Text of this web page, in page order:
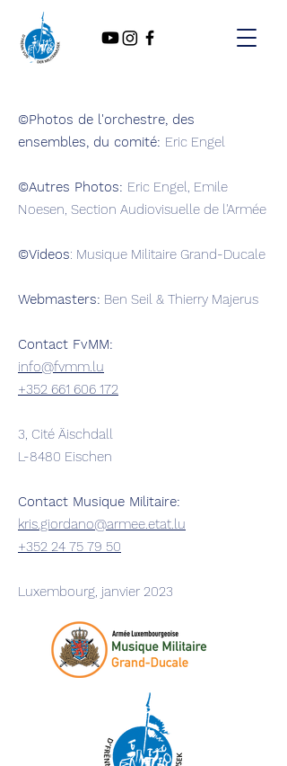
©Photos de l'orchestre, des
ensembles, du comité: Eric Engel
©Autres Photos: Eric Engel, Emile
Noesen, Section Audiovisuelle de l'Armée
©Videos: Musique Militaire Grand-Ducale
Webmasters: Ben Seil & Thierry Majerus
Contact FvMM:
info@fvmm.lu
+352 ‭661 606 172‬
3, Cité Äischdall
L-8480 Eischen
Contact Musique Militaire:
kris.giordano@armee.etat.lu
+352 24 75 79 50
Luxembourg, janvier 2023